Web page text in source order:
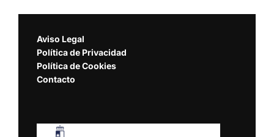
Aviso Legal
Política de Privacidad
Política de Cookies
Contacto